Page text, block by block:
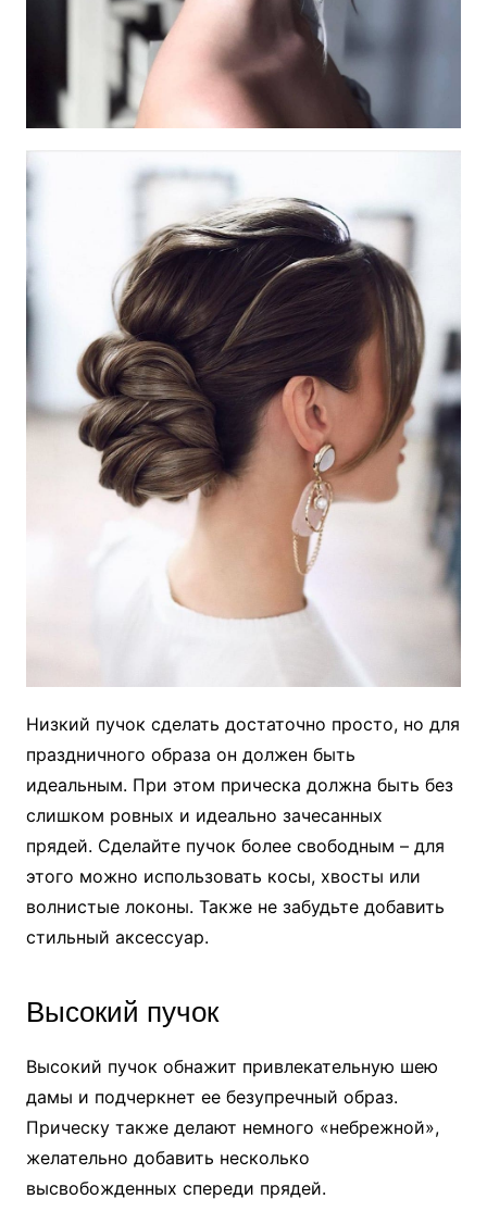
Низкий пучок сделать достаточно просто, но для
праздничного образа он должен быть
идеальным. При этом прическа должна быть без
слишком ровных и идеально зачесанных
прядей. Сделайте пучок более свободным – для
этого можно использовать косы, хвосты или
волнистые локоны. Также не забудьте добавить
стильный аксессуар.
Высокий пучок
Высокий пучок обнажит привлекательную шею
дамы и подчеркнет ее безупречный образ.
Прическу также делают немного «небрежной»,
желательно добавить несколько
высвобожденных спереди прядей.